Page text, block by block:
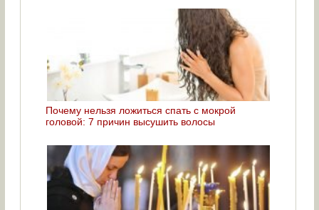
Почему нельзя ложиться спать с мокрой
головой: 7 причин высушить волосы